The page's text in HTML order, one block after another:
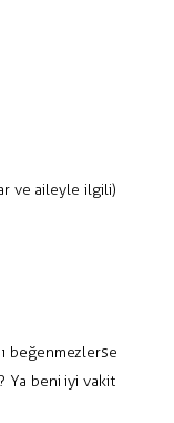
ve aileyle ilgili)
beğenmezlerse
Ya beni iyi vakit